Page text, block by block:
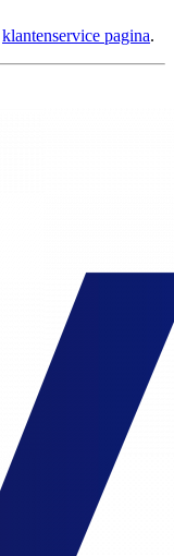
klantenservice pagina.